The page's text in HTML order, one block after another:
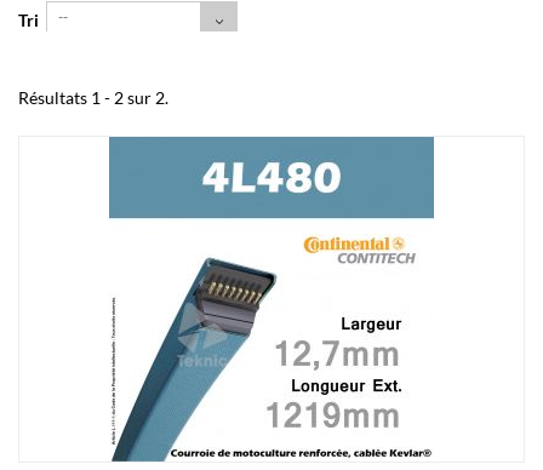
Tri --
Résultats 1 - 2 sur 2.